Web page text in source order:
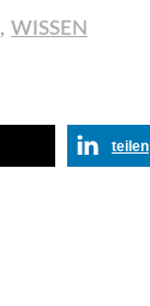
WISSEN
teilen